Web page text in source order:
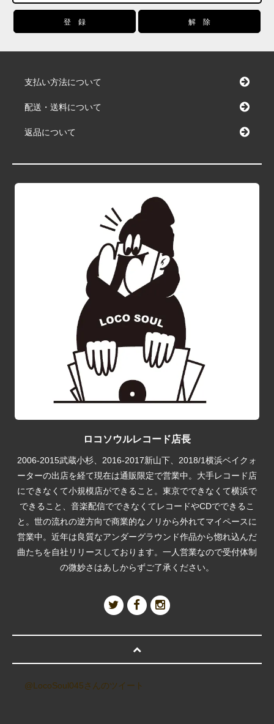
支払い方法について
配送・送料について
返品について
ロコソウルレコード店長
2006-2015武蔵小杉、2016-2017新山下、2018/1横浜ベイクォ
ーターの出店を経て現在は通販限定で営業中。大手レコード店
にできなくて小規模店ができること。東京でできなくて横浜で
できること、音楽配信でできなくてレコードやCDでできるこ
と。世の流れの逆方向で商業的なノリから外れてマイペースに
営業中。近年は良質なアンダーグラウンド作品から惚れ込んだ
曲たちを自社リリースしております。一人営業なので受付体制
の微妙さはあしからずご了承ください。
@LocoSoul045さんのツイート